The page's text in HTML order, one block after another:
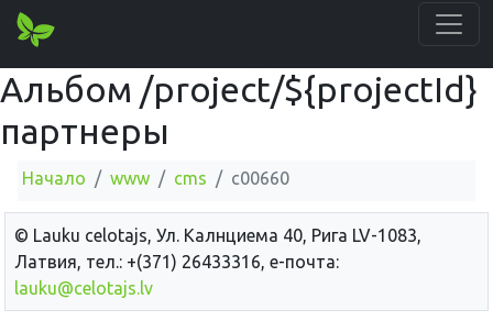
Альбом /project/${projectId}
партнеры
Начало www cms c00660
© Lauku сelotajs, Ул. Калнциема 40, Рига LV-1083,
Латвия, тел.: +(371) 26433316, е-почта:
lauku@celotajs.lv